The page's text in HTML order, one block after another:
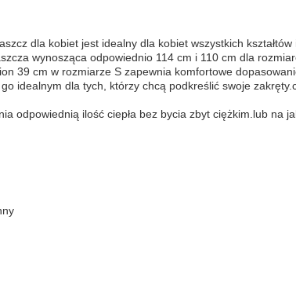
dla kobiet jest idealny dla kobiet wszystkich
wynosząca odpowiednio 114 cm i 110 cm dla
39 cm w rozmiarze S zapewnia komfortowe
idealnym dla tych, którzy chcą podkreślić swoje
odpowiednią ilość ciepła bez bycia zbyt ciężkim.lub na